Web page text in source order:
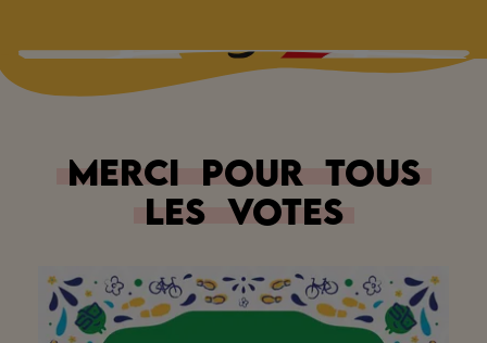
Merci pour tous
les votes